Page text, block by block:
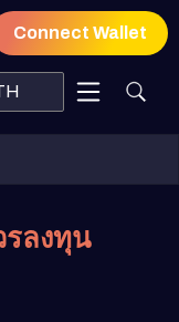
Connect Wallet
รลงทุน